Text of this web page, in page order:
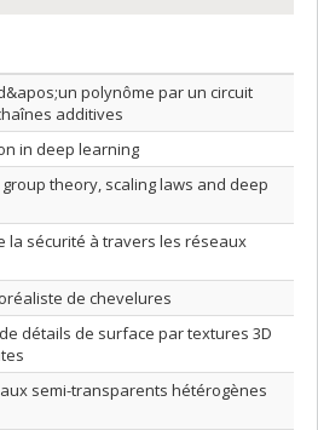
order
polynôme par un circuit
additives
in deep learning
theory, scaling laws and deep
la sécurité à travers les réseaux
de chevelures
détails de surface par textures 3D
semi-transparents hétérogènes